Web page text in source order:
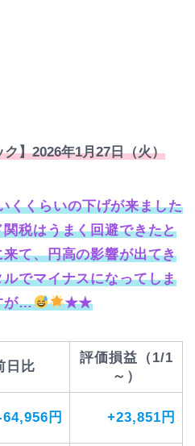
】2026年1月27日（火）
くくらいの下げが来ました
税はうまく回避できたと
て、円高の影響が出てき
でマイナスになってしま
が…
★★
日比
評価損益（1/1
～）
円 +23,851円